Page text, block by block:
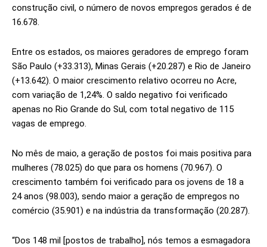
construção civil, o número de novos empregos gerados é de
16.678.
Entre os estados, os maiores geradores de emprego foram
São Paulo (+33.313), Minas Gerais (+20.287) e Rio de Janeiro
(+13.642). O maior crescimento relativo ocorreu no Acre,
com variação de 1,24%. O saldo negativo foi verificado
apenas no Rio Grande do Sul, com total negativo de 115
vagas de emprego.
No mês de maio, a geração de postos foi mais positiva para
mulheres (78.025) do que para os homens (70.967). O
crescimento também foi verificado para os jovens de 18 a
24 anos (98.003), sendo maior a geração de empregos no
comércio (35.901) e na indústria da transformação (20.287).
“Dos 148 mil [postos de trabalho], nós temos a esmagadora